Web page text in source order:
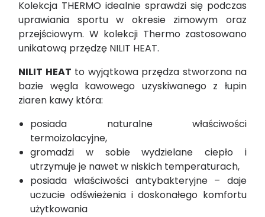
Kolekcja THERMO idealnie sprawdzi się podczas
uprawiania sportu w okresie zimowym oraz
przejściowym. W kolekcji Thermo zastosowano
unikatową przędzę NILIT HEAT.
NILIT HEAT to wyjątkowa przędza stworzona na
bazie węgla kawowego uzyskiwanego z łupin
ziaren kawy która:
posiada naturalne właściwości
termoizolacyjne,
gromadzi w sobie wydzielane ciepło i
utrzymuje je nawet w niskich temperaturach,
posiada właściwości antybakteryjne – daje
uczucie odświeżenia i doskonałego komfortu
użytkowania